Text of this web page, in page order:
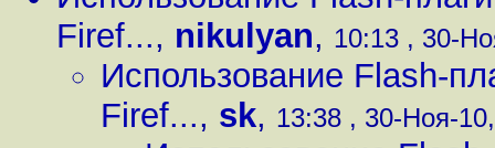
Firef..., nikulyan, 10:13 , 30-
Использование Flash-
Firef..., sk, 13:38 , 30-Ноя-